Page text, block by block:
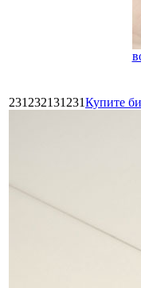
231232131231Купите